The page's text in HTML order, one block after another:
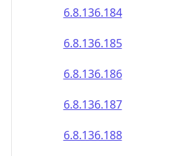
6.8.136.184
6.8.136.185
6.8.136.186
6.8.136.187
6.8.136.188